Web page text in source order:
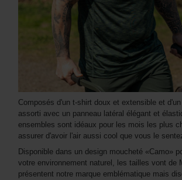
Composés d'un t-shirt doux et extensible et
assorti avec un panneau latéral élégant et
ensembles sont idéaux pour les mois les plus
assurer d'avoir l'air aussi cool que vous le
Disponible dans un design moucheté «Camo»
votre environnement naturel, les tailles vont de
présentent notre marque emblématique mais